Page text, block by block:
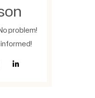
problem!